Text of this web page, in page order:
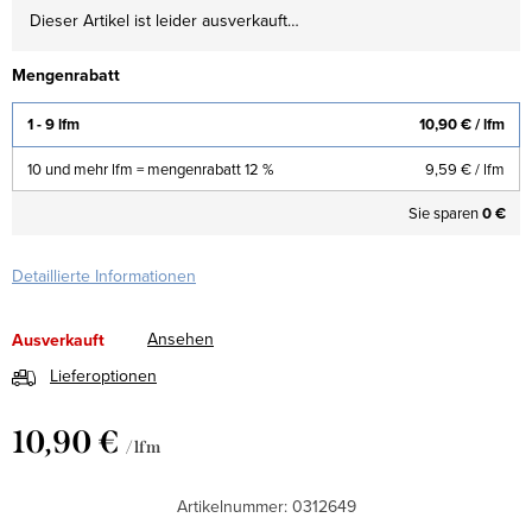
Dieser Artikel ist leider ausverkauft…
Mengenrabatt
1 - 9 lfm 10,90 €/ lfm
10 und mehr lfm = mengenrabatt 12 % 9,59 €/ lfm
Sie sparen0 €
Detaillierte Informationen
Ausverkauft
Ansehen
Lieferoptionen
10,90 € / lfm
Artikelnummer: 0312649